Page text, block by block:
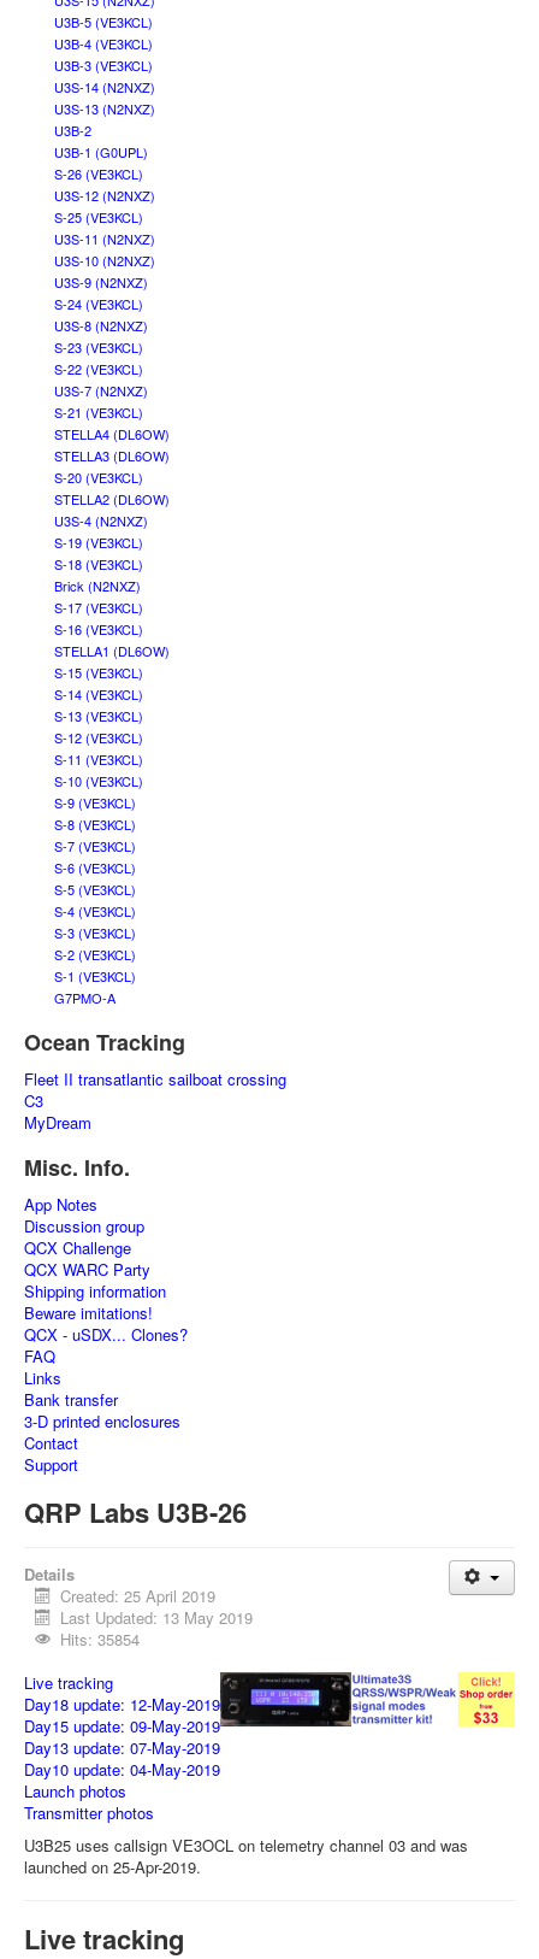
U3B-5 (VE3KCL)
U3B-4 (VE3KCL)
U3B-3 (VE3KCL)
U3S-14 (N2NXZ)
U3S-13 (N2NXZ)
U3B-2
U3B-1 (G0UPL)
S-26 (VE3KCL)
U3S-12 (N2NXZ)
S-25 (VE3KCL)
U3S-11 (N2NXZ)
U3S-10 (N2NXZ)
U3S-9 (N2NXZ)
S-24 (VE3KCL)
U3S-8 (N2NXZ)
S-23 (VE3KCL)
S-22 (VE3KCL)
U3S-7 (N2NXZ)
S-21 (VE3KCL)
STELLA4 (DL6OW)
STELLA3 (DL6OW)
S-20 (VE3KCL)
STELLA2 (DL6OW)
U3S-4 (N2NXZ)
S-19 (VE3KCL)
S-18 (VE3KCL)
Brick (N2NXZ)
S-17 (VE3KCL)
S-16 (VE3KCL)
STELLA1 (DL6OW)
S-15 (VE3KCL)
S-14 (VE3KCL)
S-13 (VE3KCL)
S-12 (VE3KCL)
S-11 (VE3KCL)
S-10 (VE3KCL)
S-9 (VE3KCL)
S-8 (VE3KCL)
S-7 (VE3KCL)
S-6 (VE3KCL)
S-5 (VE3KCL)
S-4 (VE3KCL)
S-3 (VE3KCL)
S-2 (VE3KCL)
S-1 (VE3KCL)
G7PMO-A
Ocean Tracking
Fleet II transatlantic sailboat crossing
C3
MyDream
Misc. Info.
App Notes
Discussion group
QCX Challenge
QCX WARC Party
Shipping information
Beware imitations!
QCX - uSDX... Clones?
FAQ
Links
Bank transfer
3-D printed enclosures
Contact
Support
QRP Labs U3B-26
Details
Created: 25 April 2019
Last Updated: 13 May 2019
Hits: 35854
Live tracking
Day18 update: 12-May-2019
Day15 update: 09-May-2019
Day13 update: 07-May-2019
Day10 update: 04-May-2019
Launch photos
Transmitter photos
U3B25 uses callsign VE3OCL on telemetry channel 03 and was
launched on 25-Apr-2019.
Live tracking